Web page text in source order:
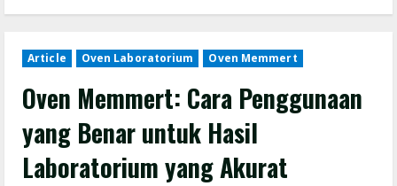
Article Oven Laboratorium Oven Memmert
Oven Memmert: Cara Penggunaan
yang Benar untuk Hasil
Laboratorium yang Akurat